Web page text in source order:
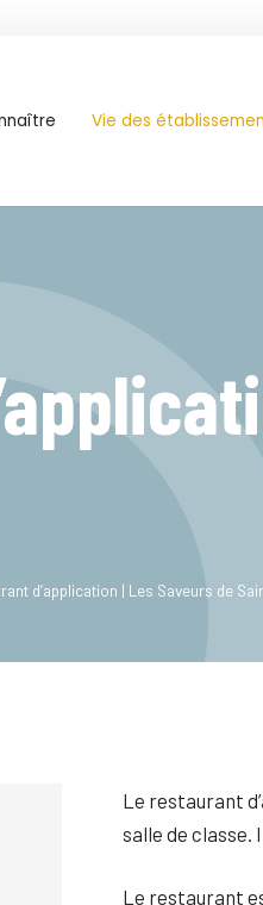
Vie des
d’application | Les Saveurs de
Le restaurant
salle de classe.
Le restaurant